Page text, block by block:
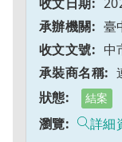
臺
中
結案
詳細